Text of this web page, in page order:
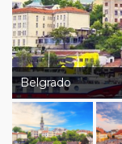
Belgrado